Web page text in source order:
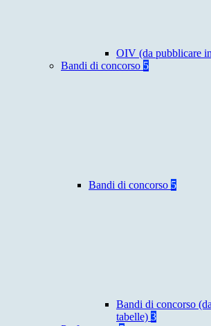
OIV (da pubblicare
Bandi di concorso 5
Bandi di concorso 5
Bandi di concorso
tabelle) 3